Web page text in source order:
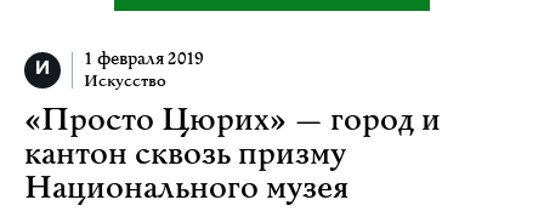
1 февраля 2019
Искусство
«Просто Цюрих» — город и
кантон сквозь призму
Национального музея